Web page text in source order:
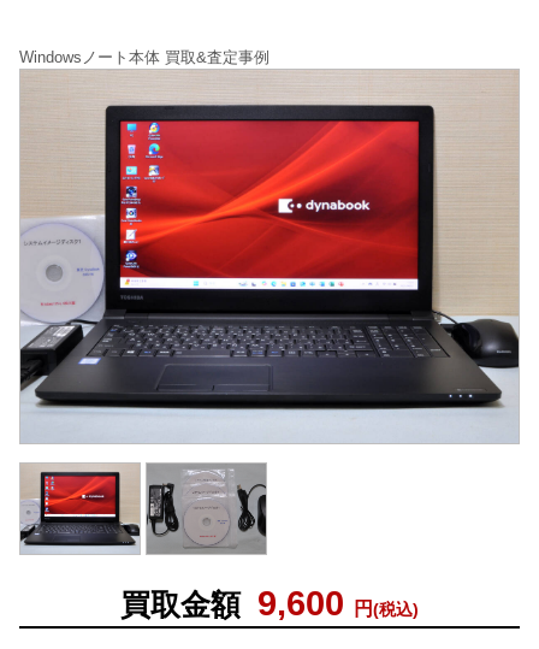
買取金額 9,600 円(税込)
Windowsノート本体 買取&査定事例